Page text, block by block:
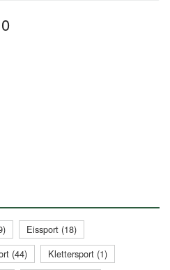
Eissport (18)
(44)
Klettersport (1)